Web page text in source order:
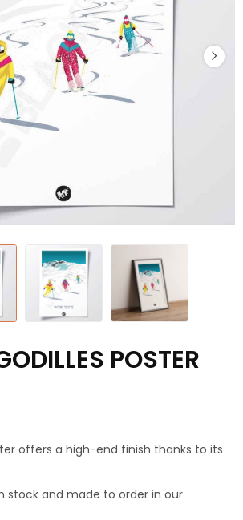
POSTER
offers a high-end finish thanks to its
stock and made to order in our